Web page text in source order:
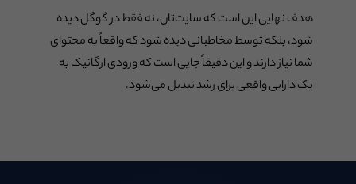
هدف نهایی این است که سایت‌تان، نه فقط در گوگل دیده
شود، بلکه توسط مخاطبانی دیده شود که واقعاً به محتوای
شما نیاز دارند و این دقیقاً جایی است که ورودی ارگانیک به
یک دارایی واقعی برای رشد تبدیل می‌شود.